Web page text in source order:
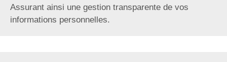
Assurant ainsi une gestion transparente de vos
informations personnelles.